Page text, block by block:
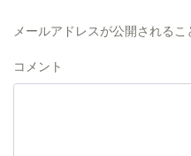
メールアドレスが公開されるこ
コメント